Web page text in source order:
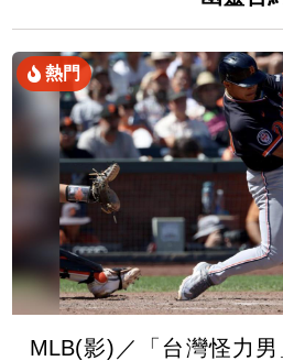
熱門
MLB(影)／「台灣怪力男